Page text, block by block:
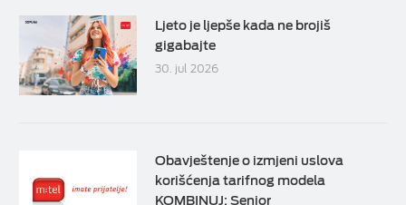
Ljeto je ljepše kada ne brojiš
gigabajte
30. jul 2026
Obavještenje o izmjeni uslova
korišćenja tarifnog modela
KOMBINUJ: Senior